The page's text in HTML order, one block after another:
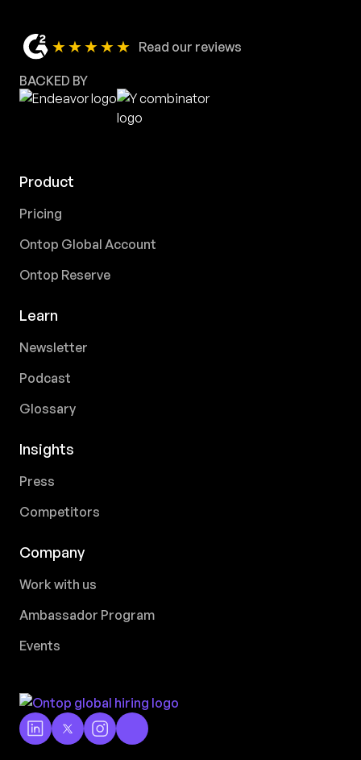
★★★★★ Read our reviews
BACKED BY
Product
Pricing
Ontop Global Account
Ontop Reserve
Learn
Newsletter
Podcast
Glossary
Insights
Press
Competitors
Company
Work with us
Ambassador Program
Events